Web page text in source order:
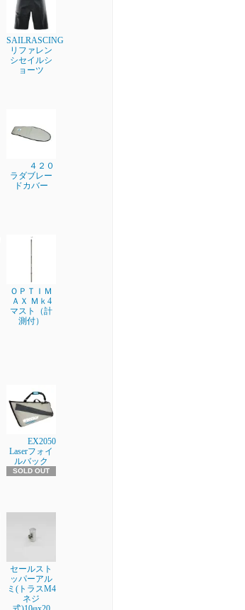
SAILRASCING
リファレン
シセイルシ
ョーツ
４２０
ラダブレー
ドカバー
ＯＰＴＩＭ
ＡＸ Ｍｋ4
マスト（計
測付）
EX2050
Laserフォイ
ルバック
SOLD OUT
セールスト
ッパーアル
ミ(トラスM4
ネジ